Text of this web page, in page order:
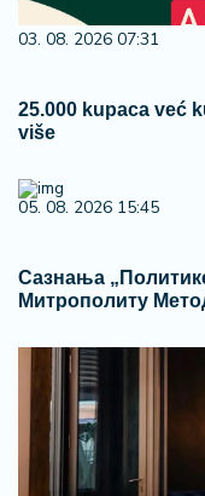
03. 08. 2026 07:31
25.000 kupaca već
više
05. 08. 2026 15:45
Сазнања
Митрополиту